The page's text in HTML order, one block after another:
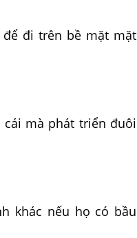
để đi trên bề mặt mặt
mà phát triển đuôi
khác nếu họ có bầu